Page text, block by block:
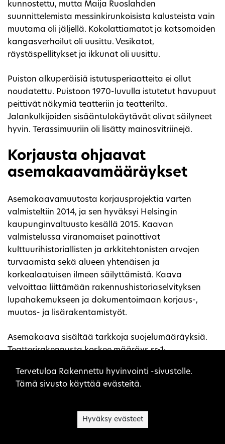
kunnostettu, mutta Maija Ruoslahden
suunnittelemista messinkirunkoisista kalusteista vain
muutama oli jäljellä. Kokolattiamatot ja katsomoiden
kangasverhoilut oli uusittu. Vesikatot,
räystäspellitykset ja ikkunat oli uusittu.
Puiston alkuperäisiä istutusperiaatteita ei ollut
noudatettu. Puistoon 1970-luvulla istutetut havupuut
peittivät näkymiä teatteriin ja teatterilta.
Jalankulkijoiden sisääntulokäytävät olivat säilyneet
hyvin. Terassimuuriin oli lisätty mainosvitriinejä.
Korjausta ohjaavat
asemakaavamääräykset
Asemakaavamuutosta korjausprojektia varten
valmisteltiin 2014, ja sen hyväksyi Helsingin
kaupunginvaltuusto kesällä 2015. Kaavan
valmistelussa viranomaiset painottivat
kulttuurihistoriallisten ja arkkitehtonisten arvojen
turvaamista sekä alueen yhtenäisen ja
korkealaatuisen ilmeen säilyttämistä. Kaava
velvoittaa liittämään rakennushistoriaselvityksen
lupahakemukseen ja dokumentoimaan korjaus-,
muutos- ja lisärakentamistyöt.
Asemakaava sisältää tarkkoja suojelumääräyksiä.
Teatterirakennusta koskee määräys sr-1:
alkuperäisten rakenteiden ja rakennusosien,
vesikaton, julkisivujen, lasiseinien ja ikkunoiden, ulko-
materiaalien ja värien säilyttäminen. Yleisötiloissa
Sivuston evästeet
Tervetuloa Rakennettu hyvinvointi -sivustolle.
Tämä sivusto käyttää evästeitä.
Hyväksy evästeet